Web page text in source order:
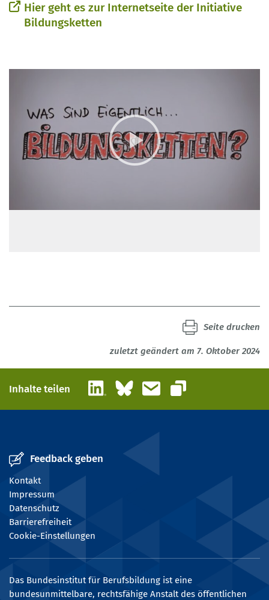
Hier geht es zur Internetseite der Initiative
Bildungsketten
zuletzt geändert am 7. Oktober 2024
Seite drucken
Inhalte teilen LinkedInBlueskyE-Mail
Link kopieren
Feedback geben
Kontakt
Impressum
Datenschutz
Barrierefreiheit
Cookie-Einstellungen
Das Bundesinstitut für Berufsbildung ist eine
bundesunmittelbare, rechtsfähige Anstalt des öffentlichen